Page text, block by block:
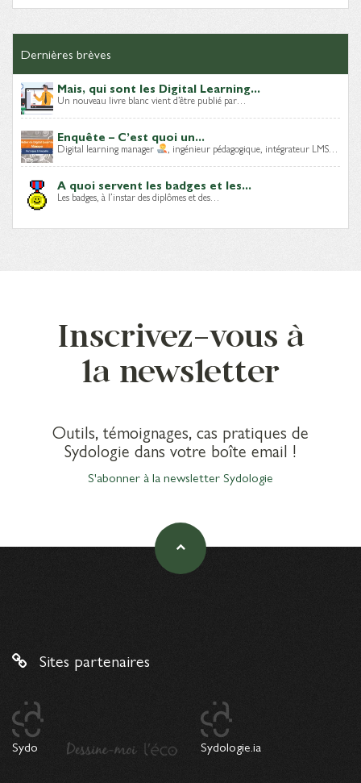
Dernières brèves
Mais, qui sont les Digital Learning...
Un nouveau livre blanc vient d’être publié par…
Enquête – C’est quoi un...
Digital learning manager , ingénieur pédagogique, intégrateur LMS…
A quoi servent les badges et les...
Les badges, à l’instar des diplômes et des…
Inscrivez-vous à
la newsletter
Outils, témoignages, cas pratiques de
Sydologie dans votre boîte email !
S'abonner à la newsletter Sydologie
Sites partenaires
Sydo Sydologie.ia